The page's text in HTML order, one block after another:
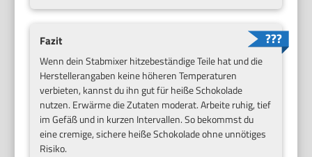
Fazit
Wenn dein Stabmixer hitzebeständige Teile hat und die
Herstellerangaben keine höheren Temperaturen
verbieten, kannst du ihn gut für heiße Schokolade
nutzen. Erwärme die Zutaten moderat. Arbeite ruhig, tief
im Gefäß und in kurzen Intervallen. So bekommst du
eine cremige, sichere heiße Schokolade ohne unnötiges
Risiko.